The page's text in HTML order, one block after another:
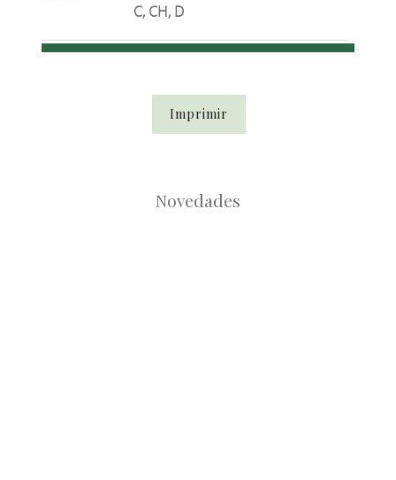
C, CH, D
Imprimir
Novedades